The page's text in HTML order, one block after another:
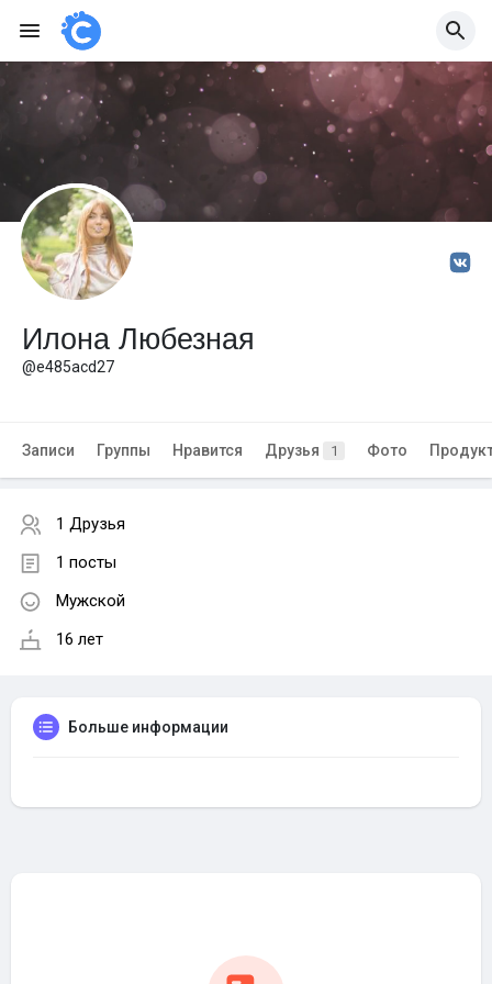
Илона Любезная
@e485acd27
Записи Группы Нравится Друзья 1 Фото
1 Друзья
1 посты
Мужской
16 лет
Больше информации